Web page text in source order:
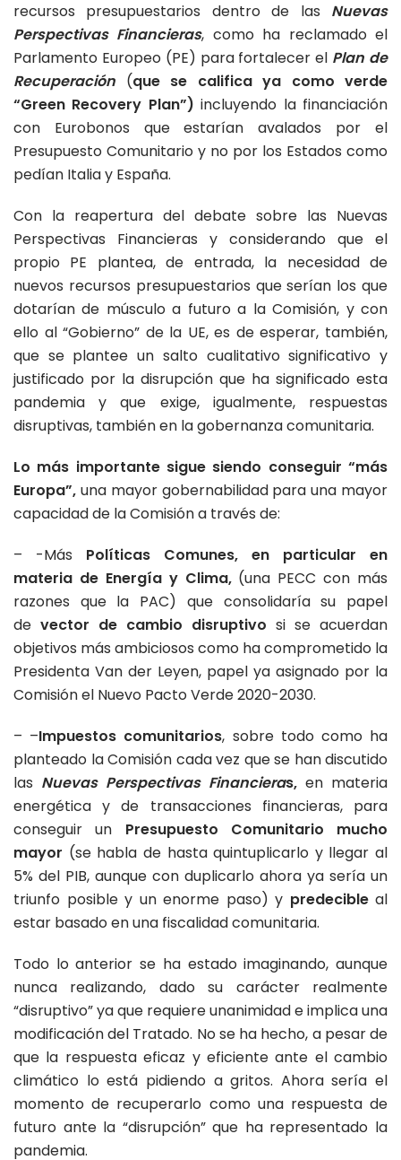
recursos presupuestarios dentro de las Nuevas
Perspectivas Financieras, como ha reclamado el
Parlamento Europeo (PE) para fortalecer el Plan de
Recuperación (que se califica ya como verde
“Green Recovery Plan”) incluyendo la financiación
con Eurobonos que estarían avalados por el
Presupuesto Comunitario y no por los Estados como
pedían Italia y España.
Con la reapertura del debate sobre las Nuevas
Perspectivas Financieras y considerando que el
propio PE plantea, de entrada, la necesidad de
nuevos recursos presupuestarios que serían los que
dotarían de músculo a futuro a la Comisión, y con
ello al “Gobierno” de la UE, es de esperar, también,
que se plantee un salto cualitativo significativo y
justificado por la disrupción que ha significado esta
pandemia y que exige, igualmente, respuestas
disruptivas, también en la gobernanza comunitaria.
Lo más importante sigue siendo conseguir “más
Europa”, una mayor gobernabilidad para una mayor
capacidad de la Comisión a través de:
– -Más Políticas Comunes, en particular en
materia de Energía y Clima, (una PECC con más
razones que la PAC) que consolidaría su papel
de vector de cambio disruptivo si se acuerdan
objetivos más ambiciosos como ha comprometido la
Presidenta Van der Leyen, papel ya asignado por la
Comisión el Nuevo Pacto Verde 2020-2030.
– –Impuestos comunitarios, sobre todo como ha
planteado la Comisión cada vez que se han discutido
las Nuevas Perspectivas Financieras, en materia
energética y de transacciones financieras, para
conseguir un Presupuesto Comunitario mucho
mayor (se habla de hasta quintuplicarlo y llegar al
5% del PIB, aunque con duplicarlo ahora ya sería un
triunfo posible y un enorme paso) y predecible al
estar basado en una fiscalidad comunitaria.
Todo lo anterior se ha estado imaginando, aunque
nunca realizando, dado su carácter realmente
“disruptivo” ya que requiere unanimidad e implica una
modificación del Tratado. No se ha hecho, a pesar de
que la respuesta eficaz y eficiente ante el cambio
climático lo está pidiendo a gritos. Ahora sería el
momento de recuperarlo como una respuesta de
futuro ante la “disrupción” que ha representado la
pandemia.